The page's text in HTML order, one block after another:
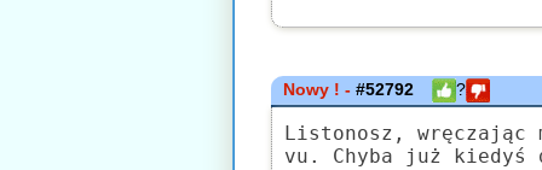
Nowy ! -#52792 ?
Listonosz, wręczając
vu. Chyba już kiedyś